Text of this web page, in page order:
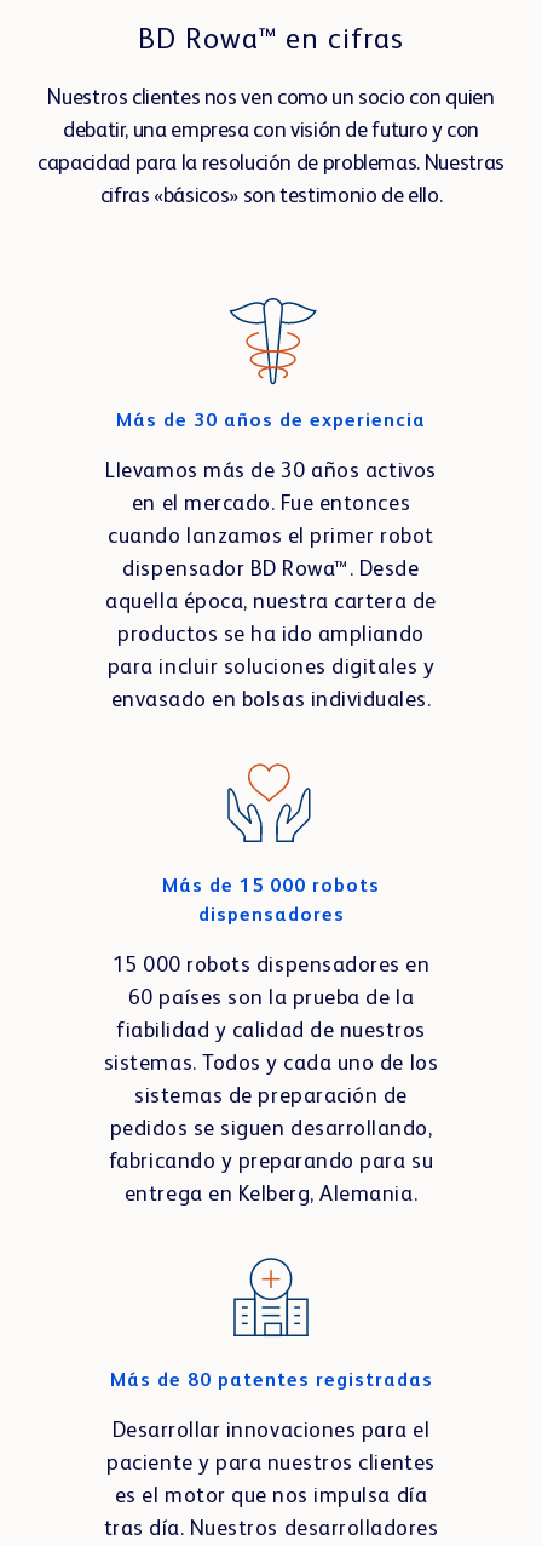
BD Rowa™ en cifras
Nuestros clientes nos ven como un socio con quien
debatir, una empresa con visión de futuro y con
capacidad para la resolución de problemas. Nuestras
cifras «básicos» son testimonio de ello.
Más de 30 años de experiencia
Llevamos más de 30 años activos
en el mercado. Fue entonces
cuando lanzamos el primer robot
dispensador BD Rowa™. Desde
aquella época, nuestra cartera de
productos se ha ido ampliando
para incluir soluciones digitales y
envasado en bolsas individuales.
Más de 15 000 robots
dispensadores
15 000 robots dispensadores en
60 países son la prueba de la
fiabilidad y calidad de nuestros
sistemas. Todos y cada uno de los
sistemas de preparación de
pedidos se siguen desarrollando,
fabricando y preparando para su
entrega en Kelberg, Alemania.
Más de 80 patentes registradas
Desarrollar innovaciones para el
paciente y para nuestros clientes
es el motor que nos impulsa día
tras día. Nuestros desarrolladores